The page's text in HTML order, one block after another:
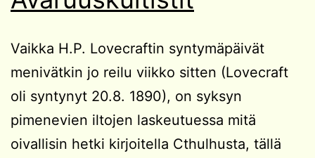
Vaikka H.P. Lovecraftin syntymäpäivät
menivätkin jo reilu viikko sitten (Lovecraft
oli syntynyt 20.8. 1890), on syksyn
pimenevien iltojen laskeutuessa mitä
oivallisin hetki kirjoitella Cthulhusta, tällä